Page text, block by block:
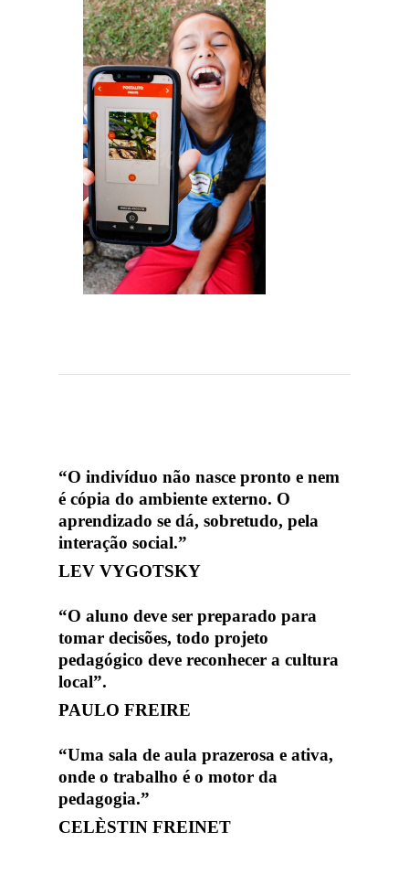
“O indivíduo não nasce pronto e nem
é cópia do ambiente externo. O
aprendizado se dá, sobretudo, pela
interação social.”
LEV VYGOTSKY
“O aluno deve ser preparado para
tomar decisões, todo projeto
pedagógico deve reconhecer a cultura
local”.
PAULO FREIRE
“Uma sala de aula prazerosa e ativa,
onde o trabalho é o motor da
pedagogia.”
CELÈSTIN FREINET